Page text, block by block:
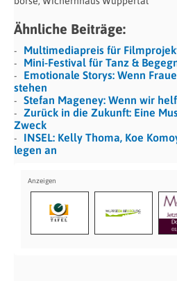
Ähnliche Beiträge:
Multimediapreis für
Mini-Festival für Tanz &
Emotionale Storys: Wenn
stehen
Stefan Mageney: Wenn wir
Zurück in die Zukunft: Eine
Zweck
INSEL: Kelly Thoma, Koe
legen an